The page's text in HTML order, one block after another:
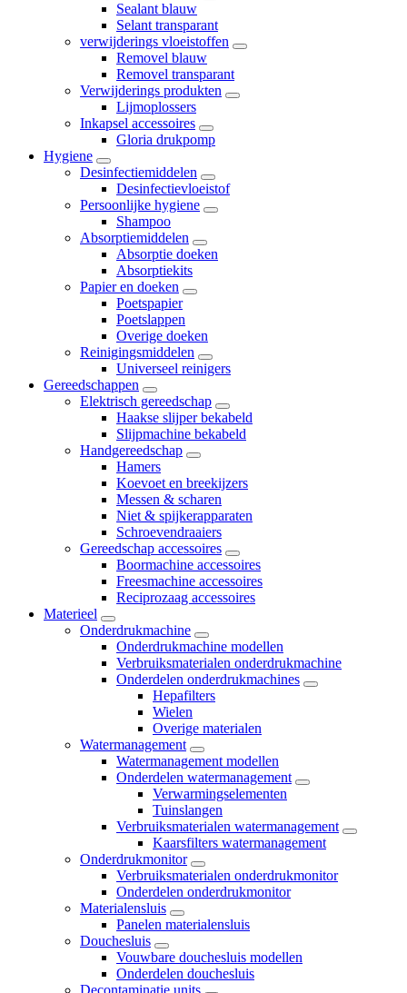
Sealant blauw
Selant transparant
verwijderings vloeistoffen
Removel blauw
Removel transparant
Verwijderings produkten
Lijmoplossers
Inkapsel accessoires
Gloria drukpomp
Hygiene
Desinfectiemiddelen
Desinfectievloeistof
Persoonlijke hygiene
Shampoo
Absorptiemiddelen
Absorptie doeken
Absorptiekits
Papier en doeken
Poetspapier
Poetslappen
Overige doeken
Reinigingsmiddelen
Universeel reinigers
Gereedschappen
Elektrisch gereedschap
Haakse slijper bekabeld
Slijpmachine bekabeld
Handgereedschap
Hamers
Koevoet en breekijzers
Messen & scharen
Niet & spijkerapparaten
Schroevendraaiers
Gereedschap accessoires
Boormachine accessoires
Freesmachine accessoires
Reciprozaag accessoires
Materieel
Onderdrukmachine
Onderdrukmachine modellen
Verbruiksmaterialen onderdrukmachine
Onderdelen onderdrukmachines
Hepafilters
Wielen
Overige materialen
Watermanagement
Watermanagement modellen
Onderdelen watermanagement
Verwarmingselementen
Tuinslangen
Verbruiksmaterialen watermanagement
Kaarsfilters watermanagement
Onderdrukmonitor
Verbruiksmaterialen onderdrukmonitor
Onderdelen onderdrukmonitor
Materialensluis
Panelen materialensluis
Douchesluis
Vouwbare douchesluis modellen
Onderdelen douchesluis